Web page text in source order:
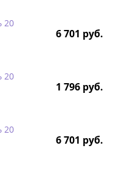
20
6 701 руб.
20
1 796 руб.
20
6 701 руб.